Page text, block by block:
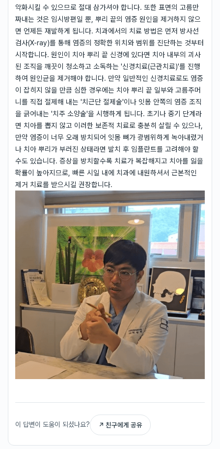
악화시킬 수 있으므로 절대 삼가셔야 합니다. 또한 표면의 고름만
짜내는 것은 임시방편일 뿐, 뿌리 끝의 염증 원인을 제거하지 않으
면 언제든 재발하게 됩니다. 치과에서의 치료 방법은 먼저 방사선
검사(X-ray)를 통해 염증의 정확한 위치와 범위를 진단하는 것부터
시작합니다. 원인이 치아 뿌리 끝 신경에 있다면 치아 내부의 괴사
된 조직을 깨끗이 청소하고 소독하는 '신경치료(근관치료)'를 진행
하여 원인균을 제거해야 합니다. 만약 일반적인 신경치료로도 염증
이 잡히지 않을 만큼 심한 경우에는 치아 뿌리 끝 일부와 고름주머
니를 직접 절제해 내는 '치근단 절제술'이나 잇몸 안쪽의 염증 조직
을 긁어내는 '치주 소양술'을 시행하게 됩니다. 초기나 중기 단계라
면 치아를 뽑지 않고 이러한 보존적 치료로 충분히 살릴 수 있으나,
만약 염증이 너무 오래 방치되어 잇몸 뼈가 광범위하게 녹아내렸거
나 치아 뿌리가 부러진 상태라면 발치 후 임플란트를 고려해야 할
수도 있습니다. 증상을 방치할수록 치료가 복잡해지고 치아를 잃을
확률이 높아지므로, 빠른 시일 내에 치과에 내원하셔서 근본적인
제거 치료를 받으시길 권장합니다.
이 답변이 도움이 되셨나요? ↗ 친구에게 공유